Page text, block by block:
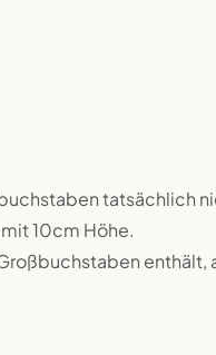
tatsächlich
10cm Höhe.
enthält,